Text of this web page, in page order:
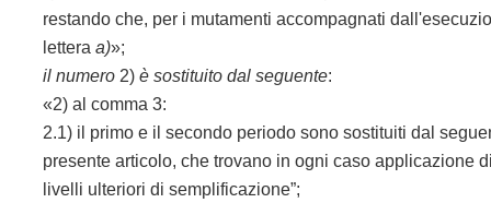
restando che, per i mutamenti accompagnati
letteraa)»;
il numero 2)è sostituito dal seguente:
«2) al comma 3:
2.1) il primo e il secondo periodo sono sostituiti dal
presente articolo, che trovano in ogni caso applicazione
livelli ulteriori di semplificazione”;